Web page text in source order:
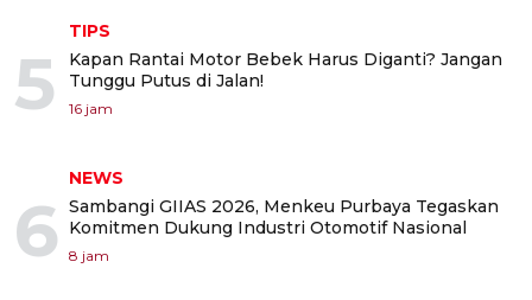
5
TIPS
Kapan Rantai Motor Bebek Harus Diganti? Jangan
Tunggu Putus di Jalan!
16 jam
6
NEWS
Sambangi GIIAS 2026, Menkeu Purbaya Tegaskan
Komitmen Dukung Industri Otomotif Nasional
8 jam